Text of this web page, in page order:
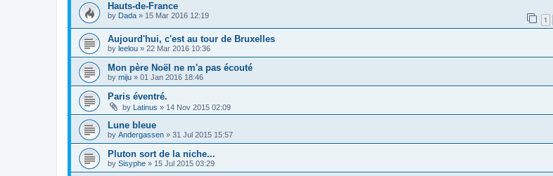
Hauts-de-France
by Dada » 15 Mar 2016 12:19 1
Aujourd'hui, c'est au tour de Bruxelles
by leelou » 22 Mar 2016 10:36
Mon père Noël ne m'a pas écouté
by miju » 01 Jan 2016 18:46
Paris éventré.
by Latinus » 14 Nov 2015 02:09
Lune bleue
by Andergassen » 31 Jul 2015 15:57
Pluton sort de la niche...
by Sisyphe » 15 Jul 2015 03:29